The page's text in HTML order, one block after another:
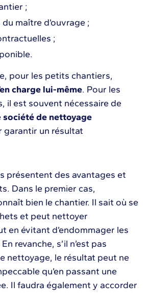
;
maître d’ouvrage ;
;
pour les petits chantiers,
charge lui-même. Pour les
il est souvent nécessaire de
société de nettoyage
garantir un résultat
présentent des avantages et
Dans le premier cas,
bien le chantier. Il sait où se
et peut nettoyer
en évitant d’endommager les
revanche, s’il n’est pas
nettoyage, le résultat peut ne
qu’en passant une
Il faudra également y accorder